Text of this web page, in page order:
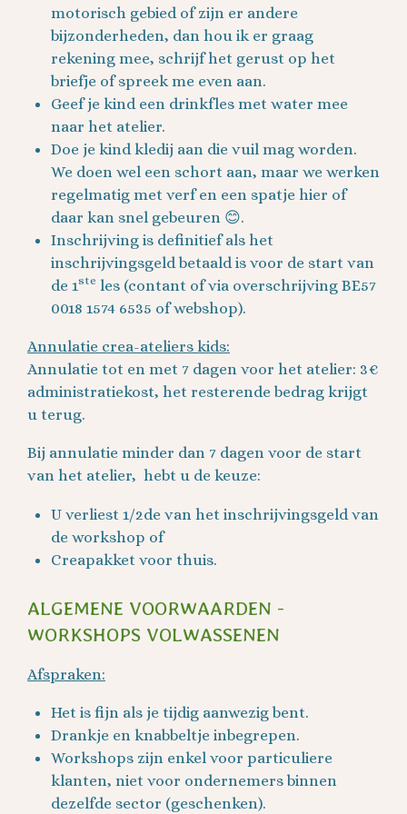
motorisch gebied of zijn er andere
bijzonderheden, dan hou ik er graag
rekening mee, schrijf het gerust op het
briefje of spreek me even aan.
Geef je kind een drinkfles met water mee
naar het atelier.
Doe je kind kledij aan die vuil mag worden.
We doen wel een schort aan, maar we werken
regelmatig met verf en een spatje hier of
daar kan snel gebeuren 😊.
Inschrijving is definitief als het
inschrijvingsgeld betaald is voor de start van
de 1ste les (contant of via overschrijving BE57
0018 1574 6535 of webshop).
Annulatie crea-ateliers kids:
Annulatie tot en met 7 dagen voor het atelier: 3€
administratiekost, het resterende bedrag krijgt
u terug.
Bij annulatie minder dan 7 dagen voor de start
van het atelier, hebt u de keuze:
U verliest 1/2de van het inschrijvingsgeld van
de workshop of
Creapakket voor thuis.
ALGEMENE VOORWAARDEN -
WORKSHOPS VOLWASSENEN
Afspraken:
Het is fijn als je tijdig aanwezig bent.
Drankje en knabbeltje inbegrepen.
Workshops zijn enkel voor particuliere
klanten, niet voor ondernemers binnen
dezelfde sector (geschenken).